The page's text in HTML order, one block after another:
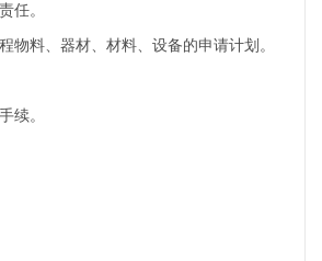
任。
料、器材、材料、设备的申请计划。
续。